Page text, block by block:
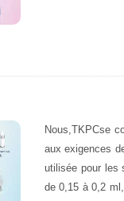
Nous,TKPCse
aux exigences
utilisée pour les
de 0,15 à 0,2